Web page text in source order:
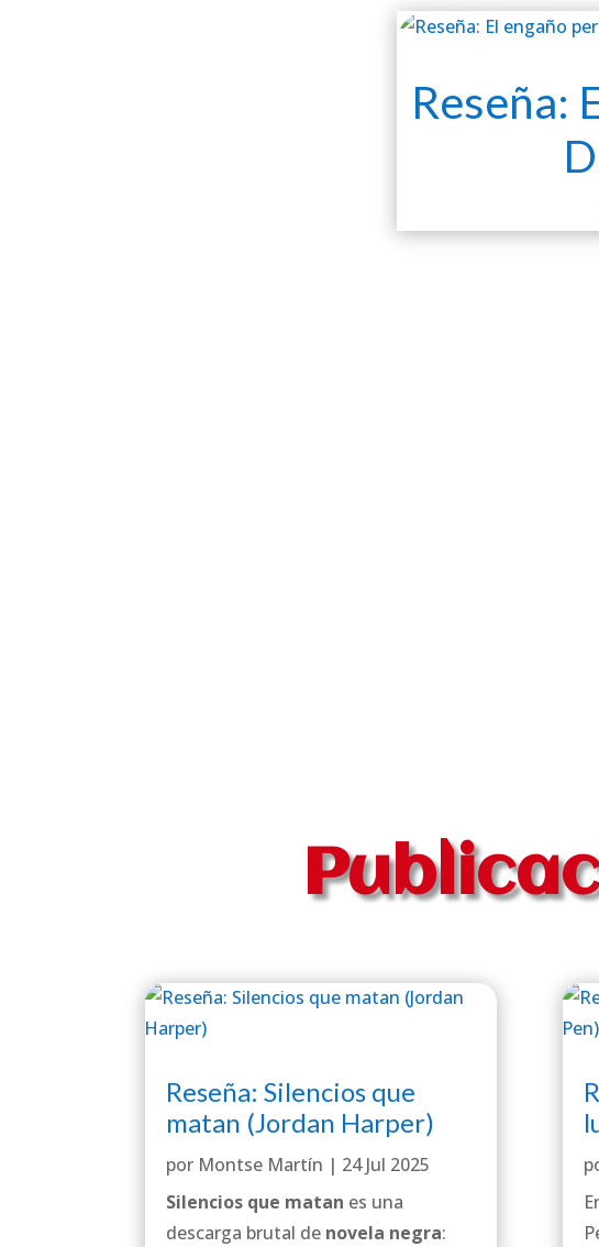
Reseña:
Reseña: Silencios que
matan (Jordan Harper)
por Montse Martín | 24 Jul 2025
Silencios que matan es una
descarga brutal de novela negra: